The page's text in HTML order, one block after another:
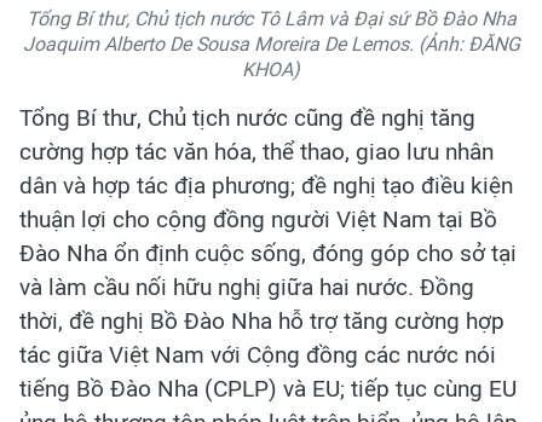
Tổng Bí thư, Chủ tịch nước Tô Lâm và Đại sứ Bồ Đào Nha
Joaquim Alberto De Sousa Moreira De Lemos. (Ảnh: ĐĂNG
KHOA)
Tổng Bí thư, Chủ tịch nước cũng đề nghị tăng
cường hợp tác văn hóa, thể thao, giao lưu nhân
dân và hợp tác địa phương; đề nghị tạo điều kiện
thuận lợi cho cộng đồng người Việt Nam tại Bồ
Đào Nha ổn định cuộc sống, đóng góp cho sở tại
và làm cầu nối hữu nghị giữa hai nước. Đồng
thời, đề nghị Bồ Đào Nha hỗ trợ tăng cường hợp
tác giữa Việt Nam với Cộng đồng các nước nói
tiếng Bồ Đào Nha (CPLP) và EU; tiếp tục cùng EU